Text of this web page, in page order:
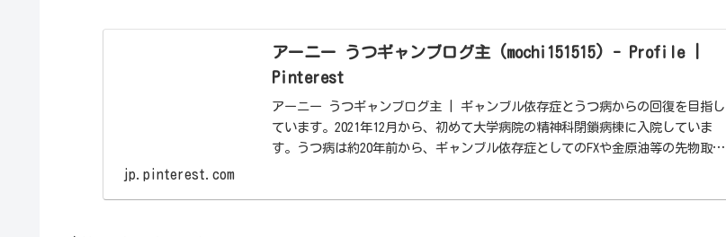
アーニー うつギャンブログ主 (mochi151515) - Profile |
Pinterest
アーニー うつギャンブログ主 | ギャンブル依存症とうつ病からの回復を目指し
ています。2021年12月から、初めて大学病院の精神科閉鎖病棟に入院していま
す。うつ病は約20年前から、ギャンブル依存症としてのFXや金原油等の先物取
jp.pinterest.com